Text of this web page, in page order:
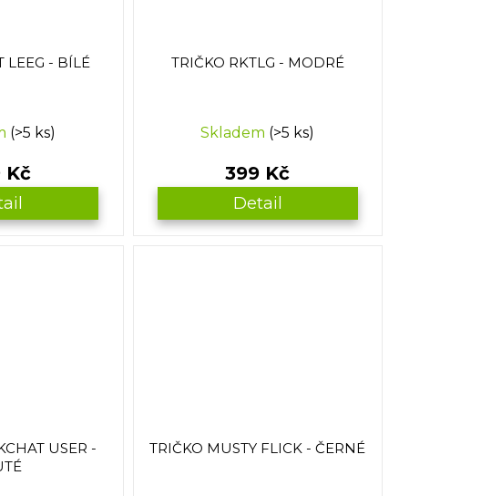
LEEG - BÍLÉ
(>5 ks)
Kč
TRIČKO RKTLG - MODRÉ
Skladem (>5 ks)
399 Kč
Detail
USER -
TRIČKO MUSTY FLICK - ČERNÉ